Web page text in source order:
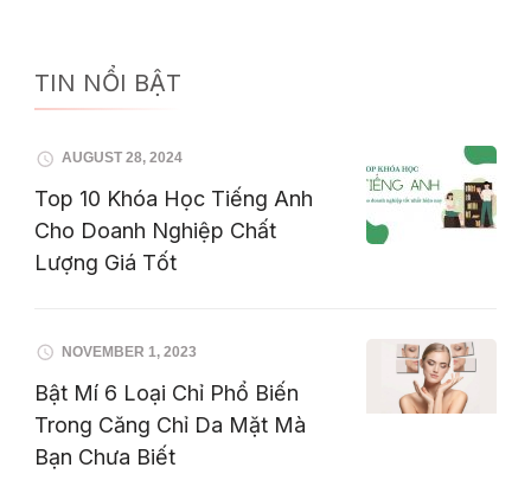
TIN NỔI BẬT
AUGUST 28, 2024
Top 10 Khóa Học Tiếng Anh
Cho Doanh Nghiệp Chất
Lượng Giá Tốt
NOVEMBER 1, 2023
Bật Mí 6 Loại Chỉ Phổ Biến
Trong Căng Chỉ Da Mặt Mà
Bạn Chưa Biết